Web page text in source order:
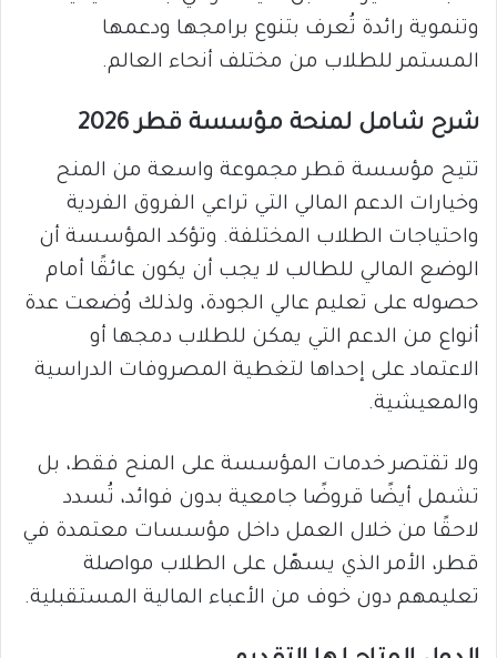
وتنموية رائدة تُعرف بتنوع برامجها ودعمها
المستمر للطلاب من مختلف أنحاء العالم.
شرح شامل لمنحة مؤسسة قطر 2026
تتيح مؤسسة قطر مجموعة واسعة من المنح
وخيارات الدعم المالي التي تراعي الفروق الفردية
واحتياجات الطلاب المختلفة. وتؤكد المؤسسة أن
الوضع المالي للطالب لا يجب أن يكون عائقًا أمام
حصوله على تعليم عالي الجودة، ولذلك وُضعت عدة
أنواع من الدعم التي يمكن للطلاب دمجها أو
الاعتماد على إحداها لتغطية المصروفات الدراسية
والمعيشية.
ولا تقتصر خدمات المؤسسة على المنح فقط، بل
تشمل أيضًا قروضًا جامعية بدون فوائد، تُسدد
لاحقًا من خلال العمل داخل مؤسسات معتمدة في
قطر، الأمر الذي يسهّل على الطلاب مواصلة
تعليمهم دون خوف من الأعباء المالية المستقبلية.